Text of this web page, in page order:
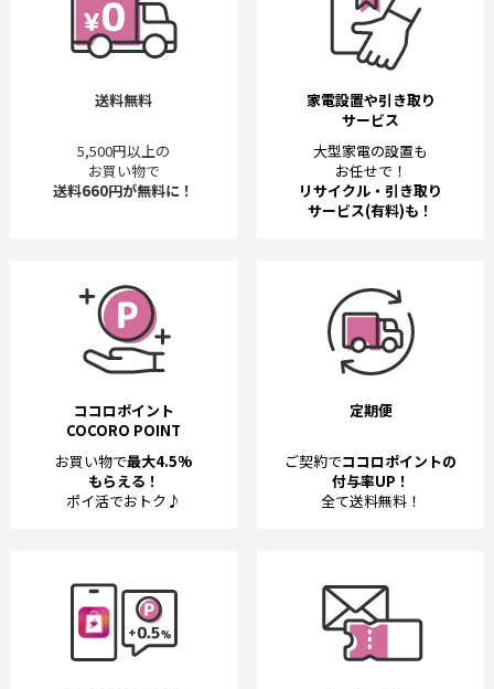
送料無料
5,500円以上の
お買い物で
送料660円が無料に！
家電設置や引き取り
サービス
大型家電の設置も
お任せで！
リサイクル・引き取り
サービス(有料)も！
ココロポイント
COCORO POINT
お買い物で最大4.5%
もらえる！
ポイ活でおトク♪
定期便
ご契約でココロポイントの
付与率UP！
全て送料無料！